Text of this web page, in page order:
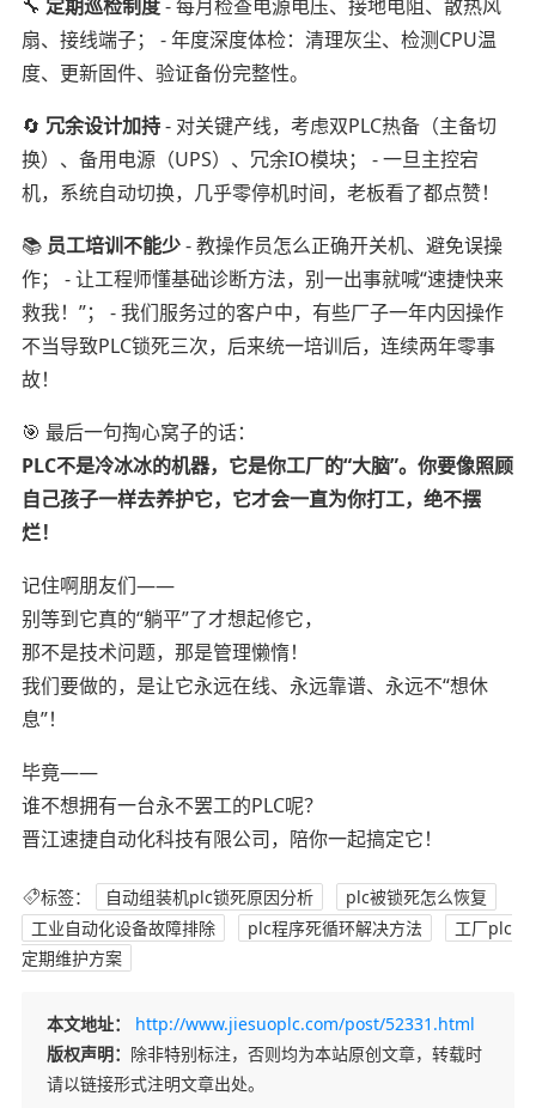
🔧 定期巡检制度- 每月检查电源电压、接地电阻、散热风
扇、接线端子； - 年度深度体检：清理灰尘、检测CPU温
度、更新固件、验证备份完整性。
🔄 冗余设计加持- 对关键产线，考虑双PLC热备（主备切
换）、备用电源（UPS）、冗余IO模块； - 一旦主控宕
机，系统自动切换，几乎零停机时间，老板看了都点赞！
📚 员工培训不能少- 教操作员怎么正确开关机、避免误操
作； - 让工程师懂基础诊断方法，别一出事就喊“速捷快来
救我！”； - 我们服务过的客户中，有些厂子一年内因操作
不当导致PLC锁死三次，后来统一培训后，连续两年零事
故！
🎯 最后一句掏心窝子的话：
PLC不是冷冰冰的机器，它是你工厂的“大脑”。你要像照顾
自己孩子一样去养护它，它才会一直为你打工，绝不摆
烂！
记住啊朋友们——
别等到它真的“躺平”了才想起修它，
那不是技术问题，那是管理懒惰！
我们要做的，是让它永远在线、永远靠谱、永远不“想休
息”！
毕竟——
谁不想拥有一台永不罢工的PLC呢？
晋江速捷自动化科技有限公司，陪你一起搞定它！
标签： 自动组装机plc锁死原因分析
plc被锁死怎么恢复
工业自动化设备故障排除
plc程序死循环解决方法
工厂plc
定期维护方案
本文地址：
http://www.jiesuoplc.com/post/52331.html
版权声明： 除非特别标注，否则均为本站原创文章，转载时
请以链接形式注明文章出处。